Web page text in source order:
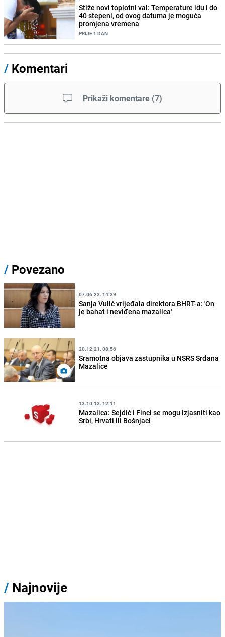
Stiže novi toplotni val: Temperature idu i do
40 stepeni, od ovog datuma je moguća
promjena vremena
PRIJE 1 DAN
/ Komentari
Prikaži komentare (7)
/ Povezano
07.06.23. 14:39
Sanja Vulić vrijeđala direktora BHRT-a: 'On
je bahat i neviđena mazalica'
20.12.21. 08:56
Sramotna objava zastupnika u NSRS Srđana
Mazalice
13.10.13. 12:11
Mazalica: Sejdić i Finci se mogu izjasniti kao
Srbi, Hrvati ili Bošnjaci
/ Najnovije